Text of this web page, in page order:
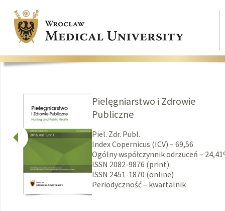
Pielęgniarstwo i Zdrowie
Publiczne
Piel. Zdr. Publ.
Index Copernicus (ICV) – 69,56
Ogólny współczynnik odrzuceń –
ISSN 2082-9876 (print)
ISSN 2451-1870 (online)
Periodyczność – kwartalnik